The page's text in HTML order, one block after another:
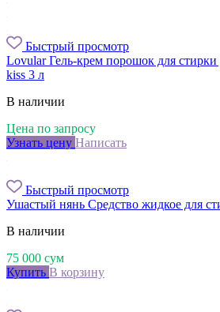
Быстрый просмотр
Lovular Гель-крем порошок для стирки
kiss 3 л
В наличии
Цена по запросу
Узнать цену Написать
Быстрый просмотр
Ушастый нянь Средство жидкое для
В наличии
75 000 сум
Купить В корзину